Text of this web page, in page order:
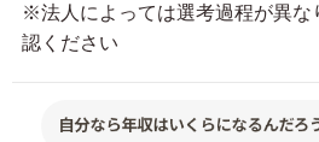
※法人によっては選考過程が異な
認ください